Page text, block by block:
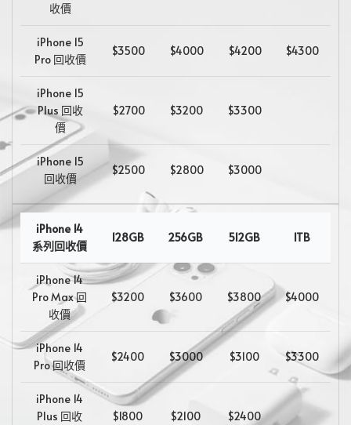
收價
iPhone 15
Pro 回收價
$3500 $4000 $4200 $4300
iPhone 15
Plus 回收
價
$2700 $3200 $3300
iPhone 15
回收價
$2500 $2800 $3000
iPhone 14
系列回收價
128GB 256GB 512GB 1TB
iPhone 14
Pro Max 回
收價
$3200 $3600 $3800 $4000
iPhone 14
Pro 回收價
$2400 $3000 $3100 $3300
iPhone 14
Plus 回收
$1800 $2100 $2400